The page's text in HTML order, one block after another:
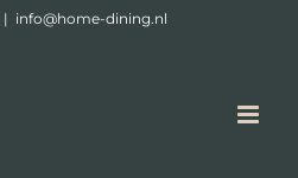
| info@home-dining.nl